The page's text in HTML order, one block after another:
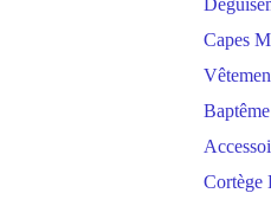
Capes
Cortège